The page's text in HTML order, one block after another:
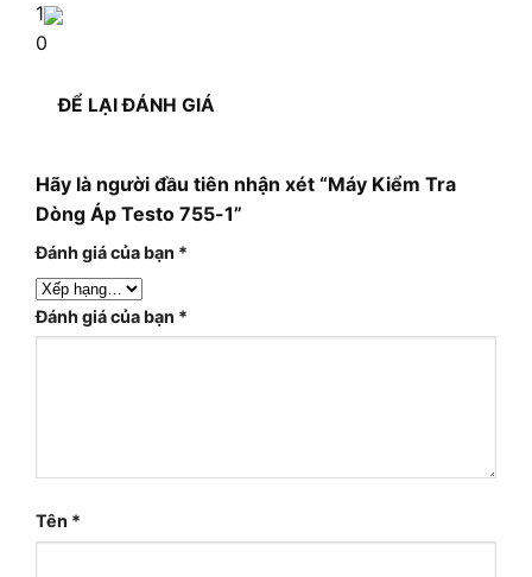
1
0
ĐỂ LẠI ĐÁNH GIÁ
Hãy là người đầu tiên nhận xét “Máy Kiểm Tra
Dòng Áp Testo 755-1”
Đánh giá của bạn *
Đánh giá của bạn *
Tên *